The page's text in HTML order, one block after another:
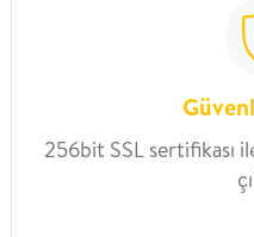
256bit SSL sertifikası